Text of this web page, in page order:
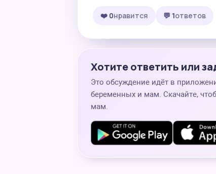
❤️ 0нравится 💬 1ответов
Хотите ответить или
Это обсуждение идёт в
беременных и мам. Скачайте,
мам.